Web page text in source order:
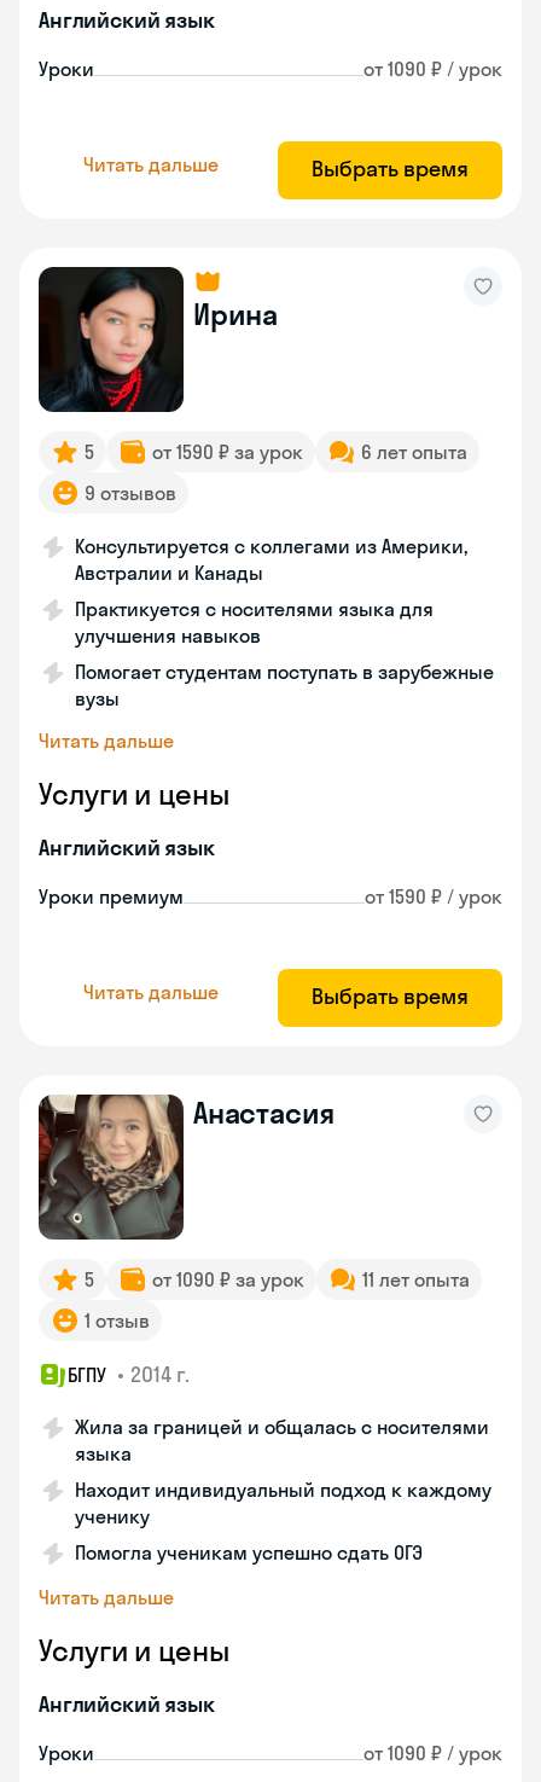
Английский язык
Уроки от 1090 ₽ / урок
Читать дальше Выбрать время
Ирина
5 от 1590 ₽ за урок
6 лет опыта
9 отзывов
Консультируется с коллегами из Америки,
Австралии и Канады
Практикуется с носителями языка для
улучшения навыков
Помогает студентам поступать в зарубежные
вузы
Читать дальше
Услуги и цены
Английский язык
Уроки премиум от 1590 ₽ / урок
Читать дальше Выбрать время
Анастасия
5 от 1090 ₽ за урок
11 лет опыта
1 отзыв
БГПУ • 2014 г.
Жила за границей и общалась с носителями
языка
Находит индивидуальный подход к каждому
ученику
Помогла ученикам успешно сдать ОГЭ
Читать дальше
Услуги и цены
Английский язык
Уроки от 1090 ₽ / урок